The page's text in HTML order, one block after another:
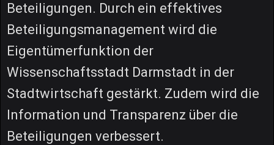
Beteiligungen. Durch ein effektives
Beteiligungsmanagement wird die
Eigentümerfunktion der
Wissenschaftsstadt Darmstadt in der
Stadtwirtschaft gestärkt. Zudem wird die
Information und Transparenz über die
Beteiligungen verbessert.